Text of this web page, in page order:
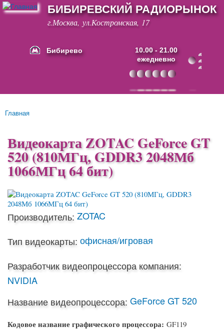
Перейти к
основному
содержанию
БИБИРЕВСКИЙ РАДИОРЫНОК
г.Москва, ул.Костромская, 17
Бибирево
10.00 - 21.00
ежедневно
Основные ссылки
Вы здесь
Главная
Видеокарта ZOTAC GeForce GT
520 (810МГц, GDDR3 2048Мб
1066МГц 64 бит)
Производитель: ZOTAC
Тип видеокарты: офисная/игровая
Разработчик видеопроцессора компания:
NVIDIA
Название видеопроцессора: GeForce GT 520
Кодовое название графического процессора: GF119